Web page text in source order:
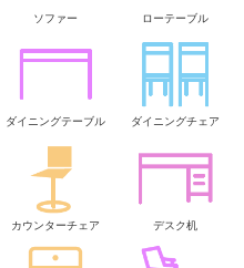
ソファー ローテーブル
ダイニングテーブル ダイニングチェア
カウンターチェア デスク机